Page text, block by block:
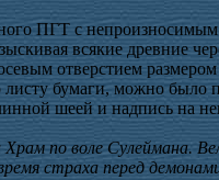
ПГТ с непроизносимым
всякие древние
отверстием
листу бумаги, можно было
шеей и надпись на
по воле Сулеймана.
страха перед